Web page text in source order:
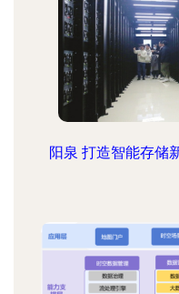
阳泉 打造智能存储